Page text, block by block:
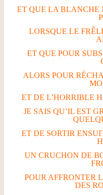
ET QUE LA BLANCHE
LORSQUE LE
ET QUE POUR
ALORS POUR
ET DE L’HORRIBLE
JE SAIS QU’IL EST
ET DE SORTIR
UN CRUCHON DE
POUR AFFRONTER
DES